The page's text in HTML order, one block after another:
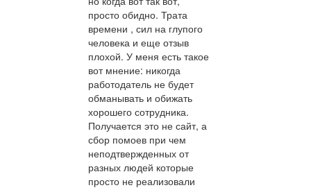
просто обидно. Трата
времени , сил на глупого
человека и еще отзыв
плохой. У меня есть такое
вот мнение: никогда
работодатель не будет
обманывать и обижать
хорошего сотрудника.
Получается это не сайт, а
сбор помоев при чем
неподтвержденных от
разных людей которые
просто не реализовали